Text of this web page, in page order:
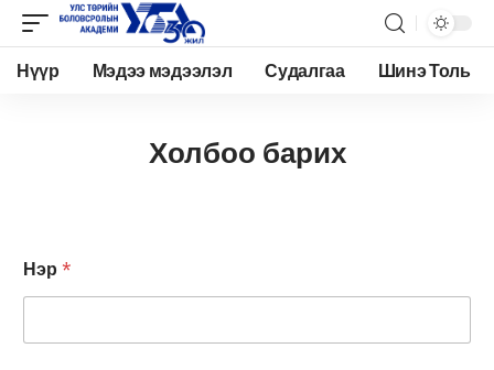
Нүүр Мэдээ мэдээлэл Судалгаа Шинэ Толь
Холбоо барих
Нэр *